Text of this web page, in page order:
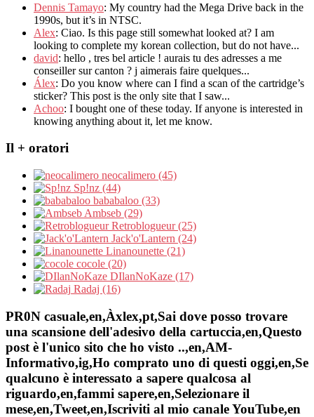
Dennis Tamayo: My country had the Mega Drive back in the
1990s, but it’s in NTSC.
Alex: Ciao. Is this page still somewhat looked at? I am
looking to complete my korean collection, but do not have...
david: hello , tres bel article ! aurais tu des adresses a me
conseiller sur canton ? j aimerais faire quelques...
Álex: Do you know where can I find a scan of the cartridge’s
sticker? This post is the only site that I saw...
Achoo: I bought one of these today. If anyone is interested in
knowing anything about it, let me know.
Il + oratori
neocalimero (45)
Sp!nz (44)
bababaloo (33)
Ambseb (29)
Retroblogueur (25)
Jack'o'Lantern (24)
Linanounette (21)
cocole (20)
DIlanNoKaze (17)
Radaj (16)
PR0N casuale,en,Àxlex,pt,Sai dove posso trovare
una scansione dell'adesivo della cartuccia,en,Questo
post è l'unico sito che ho visto ..,en,AM-
Informativo,ig,Ho comprato uno di questi oggi,en,Se
qualcuno è interessato a sapere qualcosa al
riguardo,en,fammi sapere,en,Selezionare il
mese,en,Tweet,en,Iscriviti al mio canale YouTube,en